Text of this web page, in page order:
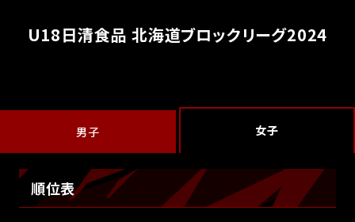
U18日清食品 北海道ブロックリーグ2024
男子 女子
順位表